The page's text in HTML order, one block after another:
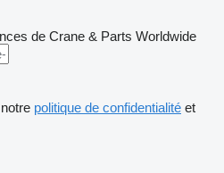
de Crane & Parts Worldwide
politique de confidentialité et